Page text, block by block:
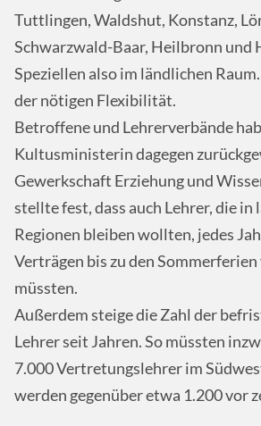
Tuttlingen, Waldshut, Konstanz,
Schwarzwald-Baar, Heilbronn und
Speziellen also im ländlichen
der nötigen Flexibilität.
Betroffene und Lehrerverbände
Kultusministerin dagegen
Gewerkschaft Erziehung und
stellte fest, dass auch Lehrer, die in
Regionen bleiben wollten, jedes
Verträgen bis zu den
müssten.
Außerdem steige die Zahl der
Lehrer seit Jahren. So müssten
7.000 Vertretungslehrer im
werden gegenüber etwa 1.200 vor